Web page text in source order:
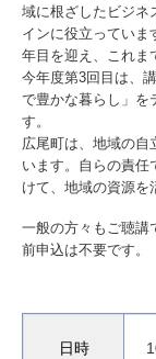
域に根ざしたビジネ
インに役立っていま
年目を迎え、これま
今年度第3回目は、
で豊かな暮らし」を
す。
広尾町は、地域の自
います。自らの責任
けて、地域の資源を
一般の方々もご聴講
前申込は不要です。
日時